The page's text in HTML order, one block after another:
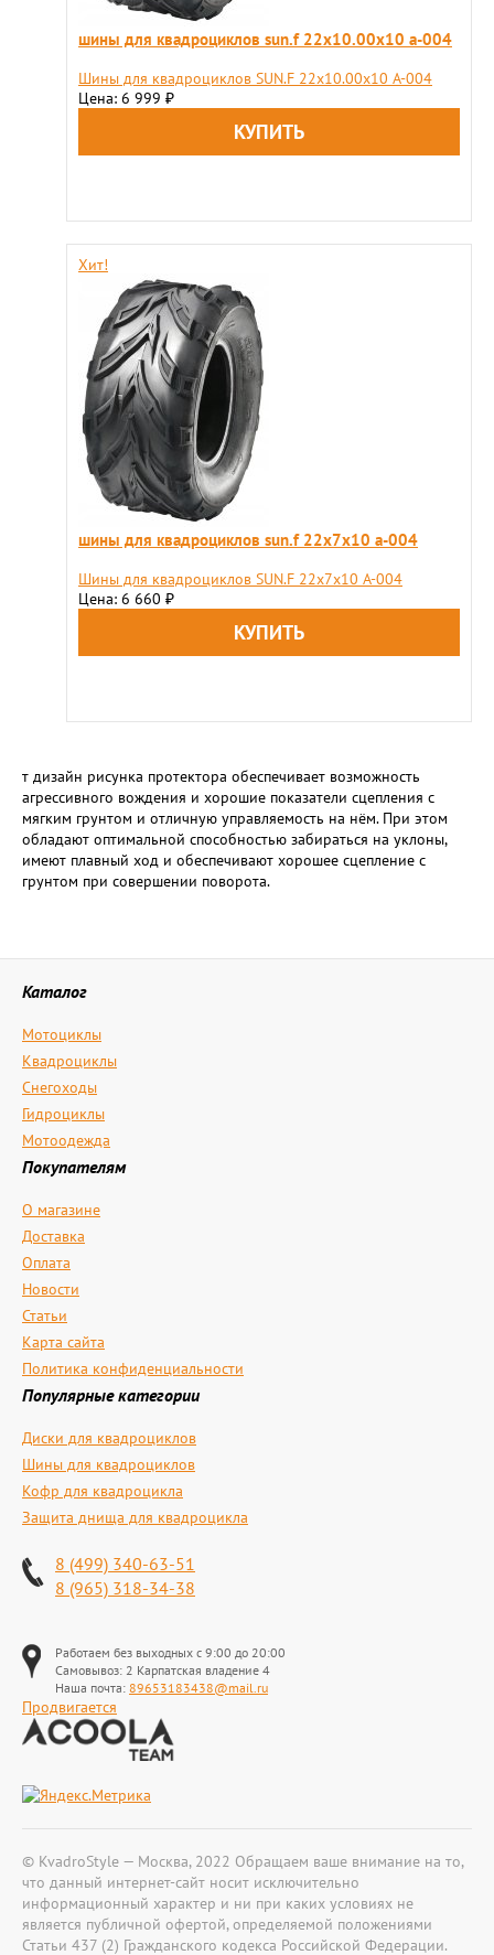
шины для квадроциклов sun.f 22х10.00х10 a-004
Шины для квадроциклов SUN.F 22х10.00х10 A-004
Цена: 6 999 ₽
Хит!
шины для квадроциклов sun.f 22х7х10 a-004
Шины для квадроциклов SUN.F 22х7х10 A-004
Цена: 6 660 ₽
т дизайн рисунка протектора обеспечивает возможность
агрессивного вождения и хорошие показатели сцепления с
мягким грунтом и отличную управляемость на нём. При этом
обладают оптимальной способностью забираться на уклоны,
имеют плавный ход и обеспечивают хорошее сцепление с
грунтом при совершении поворота.
Каталог
Мотоциклы
Квадроциклы
Снегоходы
Гидроциклы
Мотоодежда
Покупателям
О магазине
Доставка
Оплата
Новости
Статьи
Карта сайта
Политика конфиденциальности
Популярные категории
Диски для квадроциклов
Шины для квадроциклов
Кофр для квадроцикла
Защита днища для квадроцикла
8 (499) 340-63-51
8 (965) 318-34-38
Работаем без выходных с 9:00 до 20:00
Самовывоз: 2 Карпатская владение 4
Наша почта: 89653183438@mail.ru
Продвигается
© KvadroStyle — Москва, 2022 Обращаем ваше внимание на то,
что данный интернет-сайт носит исключительно
информационный характер и ни при каких условиях не
является публичной офертой, определяемой положениями
Статьи 437 (2) Гражданского кодекса Российской Федерации.